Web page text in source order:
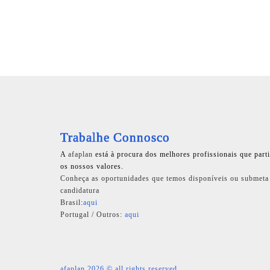
Trabalhe Connosco
A afaplan está à procura dos melhores profissionais que
os nossos valores.
Conheça as oportunidades que temos disponíveis ou submeta
candidatura
Brasil:aqui
Portugal / Outros: aqui